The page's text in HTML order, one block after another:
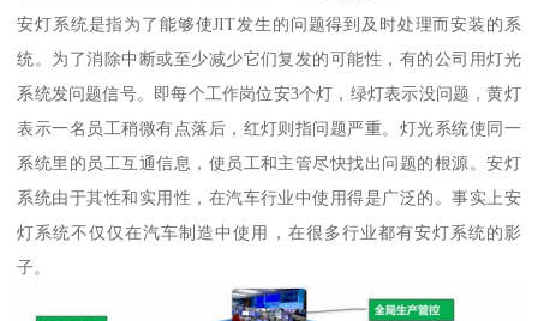
安灯系统是指为了能够使JIT发生的问题得到及时处理而安装的系
统。为了消除中断或至少减少它们复发的可能性，有的公司用灯光
系统发问题信号。即每个工作岗位安3个灯，绿灯表示没问题，黄灯
表示一名员工稍微有点落后，红灯则指问题严重。灯光系统使同一
系统里的员工互通信息，使员工和主管尽快找出问题的根源。安灯
系统由于其性和实用性，在汽车行业中使用得是广泛的。事实上安
灯系统不仅仅在汽车制造中使用，在很多行业都有安灯系统的影
子。